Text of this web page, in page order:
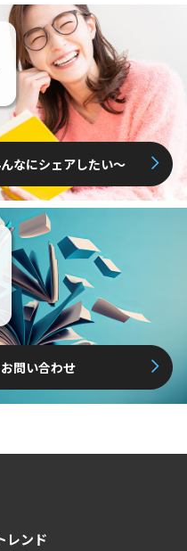
なにシェアしたい〜
問い合わせ
レンド